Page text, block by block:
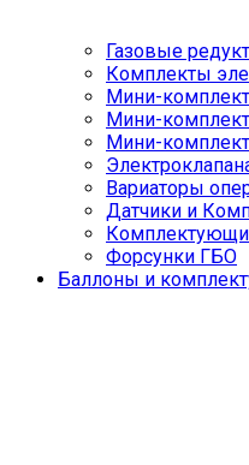
Газовые
Комплекты
Мини-
Мини-
Мини-
Вариаторы
Датчики и
Форсунки ГБО
Баллоны и